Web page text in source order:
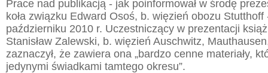
Prace nad publikacją - jak poinformował w środę
koła związku Edward Osoś, b. więzień obozu Stutthoff
październiku 2010 r. Uczestniczący w prezentacji
Stanisław Zalewski, b. więzień Auschwitz,
zaznaczył, że zawiera ona „bardzo cenne materiały,
jedynymi świadkami tamtego okresu”.